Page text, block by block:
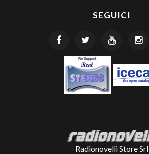
SEGUICI
Radionovelli Store Srl